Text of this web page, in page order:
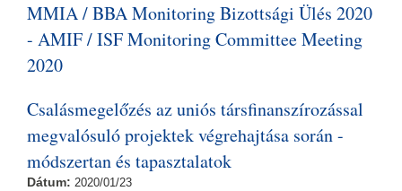
MMIA / BBA Monitoring Bizottsági Ülés 2020
- AMIF / ISF Monitoring Committee Meeting
2020
Csalásmegelőzés az uniós társfinanszírozással
megvalósuló projektek végrehajtása során -
módszertan és tapasztalatok
Dátum: 2020/01/23